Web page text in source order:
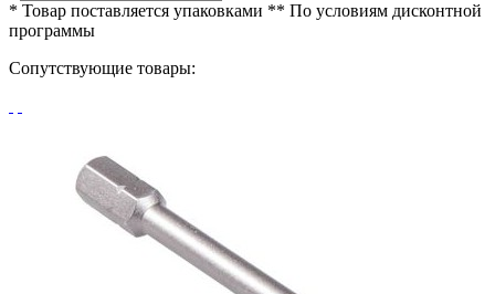
* Товар поставляется упаковками ** По условиям дисконтной
программы
Сопутствующие товары: